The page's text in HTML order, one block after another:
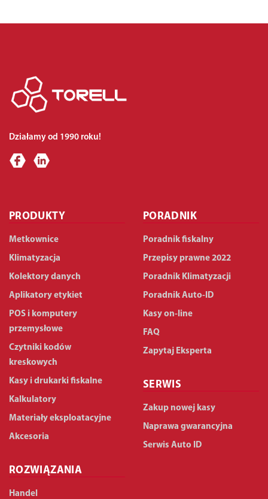
Działamy od 1990 roku!
PRODUKTY
Metkownice
Klimatyzacja
Kolektory danych
Aplikatory etykiet
POS i komputery
przemysłowe
Czytniki kodów
kreskowych
Kasy i drukarki fiskalne
Kalkulatory
Materiały eksploatacyjne
Akcesoria
ROZWIĄZANIA
Handel
PORADNIK
Poradnik fiskalny
Przepisy prawne 2022
Poradnik Klimatyzacji
Poradnik Auto-ID
Kasy on-line
FAQ
Zapytaj Eksperta
SERWIS
Zakup nowej kasy
Naprawa gwarancyjna
Serwis Auto ID